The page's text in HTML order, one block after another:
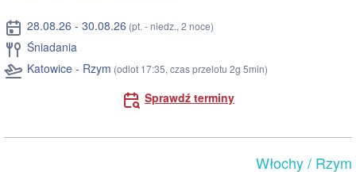
28.08.26 - 30.08.26 (pt. - niedz., 2 noce)
Śniadania
Katowice - Rzym (odlot 17:35, czas przelotu 2g 5min)
Sprawdź terminy
Włochy/ Rzym